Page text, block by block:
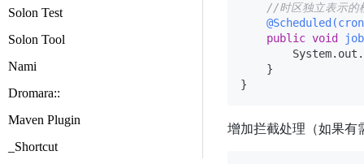
Solon Test
Solon Tool
Nami
Dromara::
Maven Plugin
_Shortcut
//时区独立表示的
public void
    }
增加拦截处理（如果有